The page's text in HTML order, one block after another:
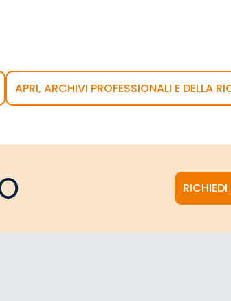
APRI, ARCHIVI PROFESSIONALI E DELLA